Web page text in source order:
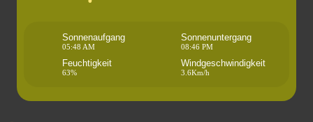
Sonnenaufgang
05:48 AM
Sonnenuntergang
08:46 PM
Feuchtigkeit
63%
Windgeschwindigkeit
3.6Km/h